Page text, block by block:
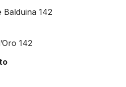
Balduina 142
142